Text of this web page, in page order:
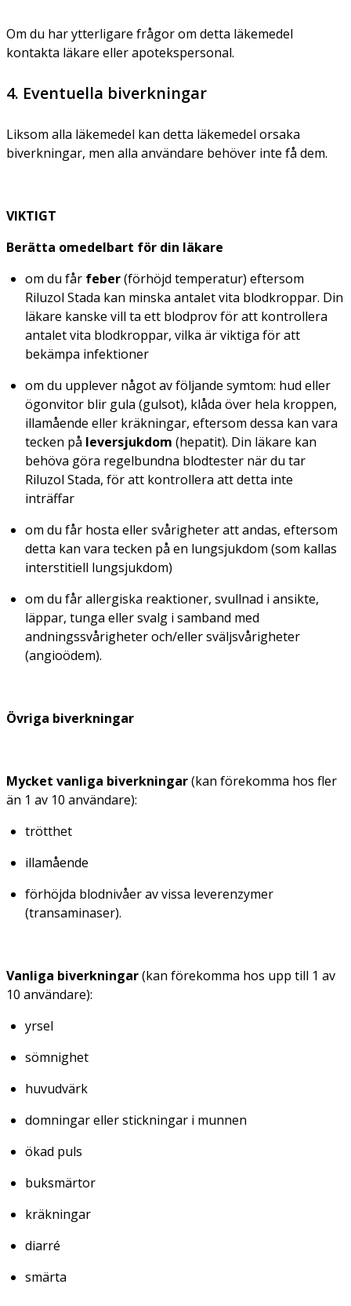
Om du har ytterligare frågor om detta läkemedel
kontakta läkare eller apotekspersonal.
4. Eventuella biverkningar
Liksom alla läkemedel kan detta läkemedel orsaka
biverkningar, men alla användare behöver inte få dem.
VIKTIGT
Berätta omedelbart för din läkare
om du får feber(förhöjd temperatur) eftersom
Riluzol Stada kan minska antalet vita blodkroppar. Din
läkare kanske vill ta ett blodprov för att kontrollera
antalet vita blodkroppar, vilka är viktiga för att
bekämpa infektioner
om du upplever något av följande symtom: hud eller
ögonvitor blir gula (gulsot), klåda över hela kroppen,
illamående eller kräkningar, eftersom dessa kan vara
tecken på leversjukdom (hepatit). Din läkare kan
behöva göra regelbundna blodtester när du tar
Riluzol Stada, för att kontrollera att detta inte
inträffar
om du får hosta eller svårigheter att andas, eftersom
detta kan vara tecken på en lungsjukdom (som kallas
interstitiell lungsjukdom)
om du får allergiska reaktioner, svullnad i ansikte,
läppar, tunga eller svalg i samband med
andningssvårigheter och/eller sväljsvårigheter
(angioödem).
Övriga biverkningar
Mycket vanliga biverkningar(kan förekomma hos fler
än 1 av 10 användare):
trötthet
illamående
förhöjda blodnivåer av vissa leverenzymer
(transaminaser).
Vanliga biverkningar(kan förekomma hos upp till 1 av
10 användare):
yrsel
sömnighet
huvudvärk
domningar eller stickningar i munnen
ökad puls
buksmärtor
kräkningar
diarré
smärta